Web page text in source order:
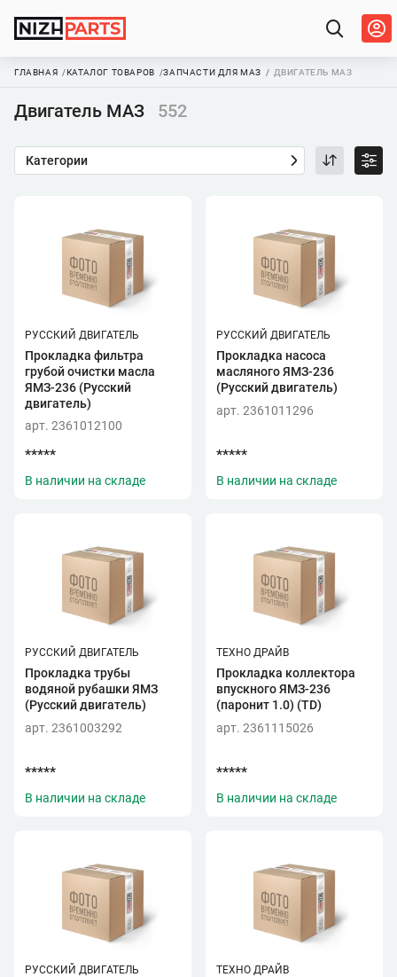
ГЛАВНАЯ КАТАЛОГ ТОВАРОВ ЗАПЧАСТИ ДЛЯ МАЗ ДВИГАТЕЛЬ МАЗ
Двигатель МАЗ 552
Категории
РУССКИЙ ДВИГАТЕЛЬ
Прокладка фильтра
грубой очистки масла
ЯМЗ-236 (Русский
двигатель)
арт. 2361012100
*****
В наличии на складе
РУССКИЙ ДВИГАТЕЛЬ
Прокладка насоса
масляного ЯМЗ-236
(Русский двигатель)
арт. 2361011296
*****
В наличии на складе
РУССКИЙ ДВИГАТЕЛЬ
Прокладка трубы
водяной рубашки ЯМЗ
(Русский двигатель)
арт. 2361003292
*****
В наличии на складе
ТЕХНО ДРАЙВ
Прокладка коллектора
впускного ЯМЗ-236
(паронит 1.0) (TD)
арт. 2361115026
*****
В наличии на складе
РУССКИЙ ДВИГАТЕЛЬ ТЕХНО ДРАЙВ